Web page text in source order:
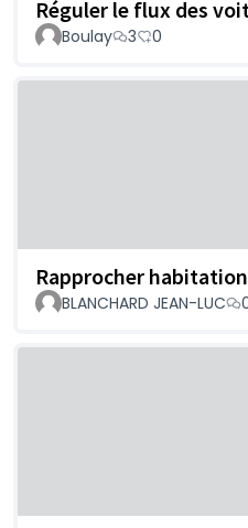
Réguler le flux des
Boulay 3 0
Rapprocher
BLANCHARD JEAN-LUC